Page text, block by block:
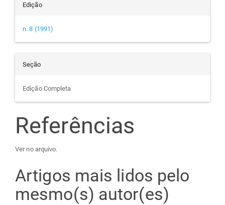
Edição
n. 8 (1991)
Seção
Edição Completa
Referências
Ver no arquivo.
Artigos mais lidos pelo
mesmo(s) autor(es)